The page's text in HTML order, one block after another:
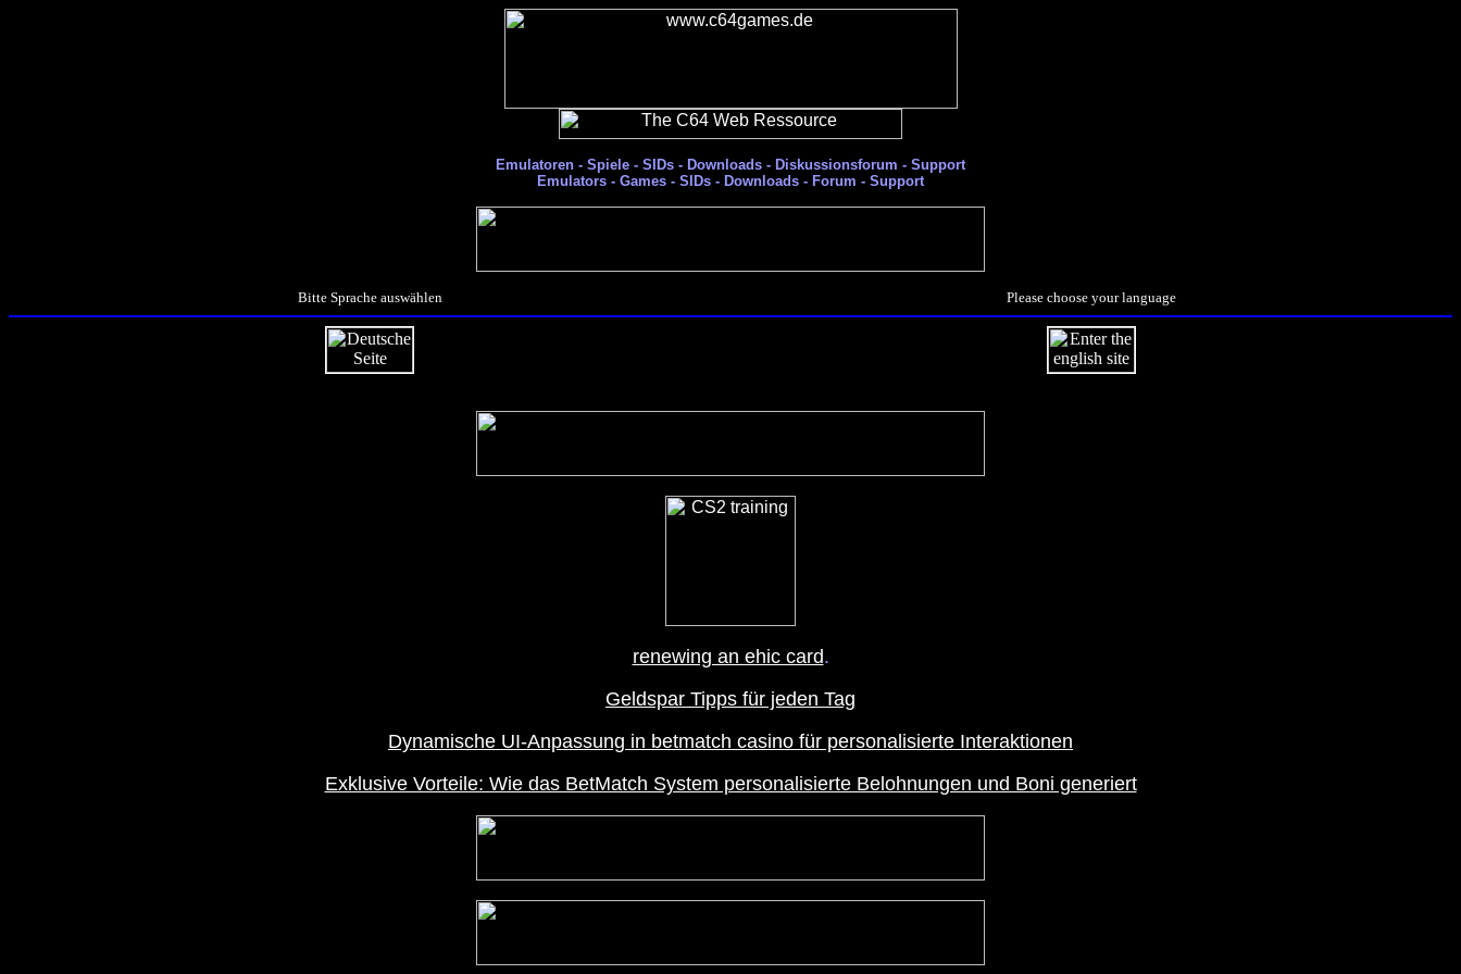
Emulatoren - Spiele - SIDs - Downloads - Diskussionsforum - Support
Emulators - Games - SIDs - Downloads - Forum - Support
Bitte Sprache auswählen Please choose your language
renewing an ehic card.
Geldspar Tipps für jeden Tag
Dynamische UI-Anpassung in betmatch casino für personalisierte Interaktionen
Exklusive Vorteile: Wie das BetMatch System personalisierte Belohnungen und Boni generiert